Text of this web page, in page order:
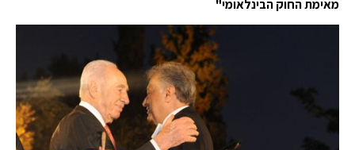
מאימת החוק הבינלאומי"